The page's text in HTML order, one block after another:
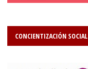
CONCIENTIZACIÓN SOCIAL